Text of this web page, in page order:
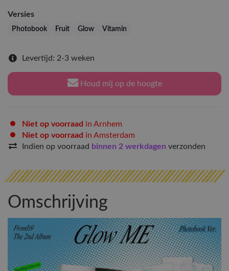
Versies
Photobook Fruit Glow Vitamin
Levertijd: 2-3 weken
Houd mij op de hoogte
Niet op voorraad in Arnhem
Niet op voorraad in Amsterdam
Indien op voorraad binnen 2 werkdagen verzonden
Omschrijving